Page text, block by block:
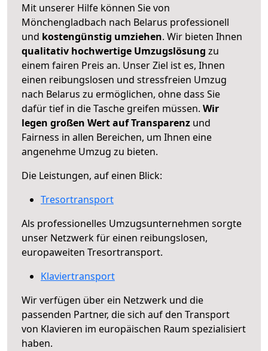
Mit unserer Hilfe können Sie von
Mönchengladbach nach Belarus professionell
und kostengünstig umziehen. Wir bieten Ihnen
qualitativ hochwertige Umzugslösung zu
einem fairen Preis an. Unser Ziel ist es, Ihnen
einen reibungslosen und stressfreien Umzug
nach Belarus zu ermöglichen, ohne dass Sie
dafür tief in die Tasche greifen müssen. Wir
legen großen Wert auf Transparenz und
Fairness in allen Bereichen, um Ihnen eine
angenehme Umzug zu bieten.
Die Leistungen, auf einen Blick:
Tresortransport
Als professionelles Umzugsunternehmen sorgte
unser Netzwerk für einen reibungslosen,
europaweiten Tresortransport.
Klaviertransport
Wir verfügen über ein Netzwerk und die
passenden Partner, die sich auf den Transport
von Klavieren im europäischen Raum spezialisiert
haben.